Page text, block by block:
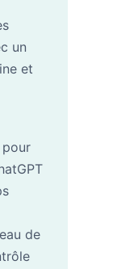
un
et
de